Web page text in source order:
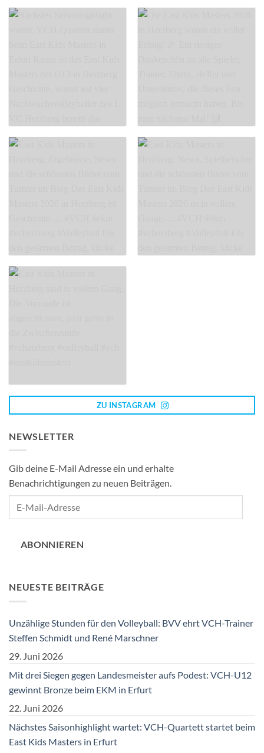
ZU INSTAGRAM
NEWSLETTER
Gib deine E-Mail Adresse ein und erhalte
Benachrichtigungen zu neuen Beiträgen.
ABONNIEREN
NEUESTE BEITRÄGE
Unzählige Stunden für den Volleyball: BVV ehrt VCH-Trainer
Steffen Schmidt und René Marschner
29. Juni 2026
Mit drei Siegen gegen Landesmeister aufs Podest: VCH-U12
gewinnt Bronze beim EKM in Erfurt
22. Juni 2026
Nächstes Saisonhighlight wartet: VCH-Quartett startet beim
East Kids Masters in Erfurt